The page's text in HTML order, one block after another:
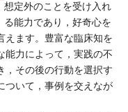
想定外のことを受け入れ
る能力であり，好奇心を
えます。豊富な臨床知を
能力によって，実践の不
，その後の行動を選択す
ついて，事例を交えなが